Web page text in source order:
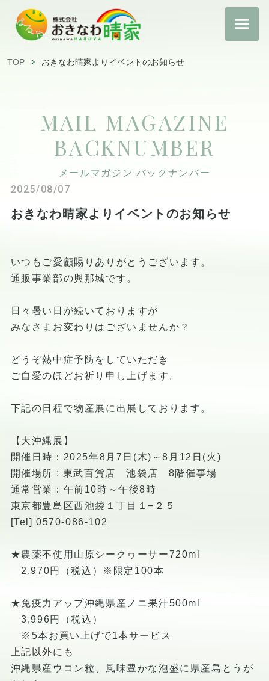
TOP おきなわ晴家よりイベントのお知らせ
MAIL MAGAZINE
BACKNUMBER
メールマガジン バックナンバー
2025/08/07
おきなわ晴家よりイベントのお知らせ
いつもご愛顧賜りありがとうございます。
通販事業部の與那城です。
日々暑い日が続いておりますが
みなさまお変わりはございませんか？
どうぞ熱中症予防をしていただき
ご自愛のほどお祈り申し上げます。
下記の日程で物産展に出展しております。
【大沖縄展】
開催日時：2025年8月7日(木)～8月12日(火)
開催場所 : 東武百貨店 池袋店 8階催事場
通常営業：午前10時～午後8時
東京都豊島区西池袋１丁目１−２５
[Tel] 0570-086-102
★農薬不使用山原シークヮーサー720ml
2,970円（税込）※限定100本
★免疫力アップ沖縄県産ノニ果汁500ml
3,996円（税込）
※5本お買い上げで1本サービス
上記以外にも
沖縄県産ウコン粒、風味豊かな泡盛に県産島とうが